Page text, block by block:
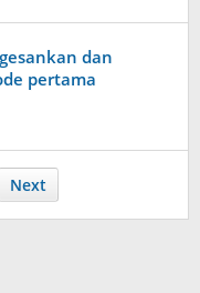
dan
pertama
Next